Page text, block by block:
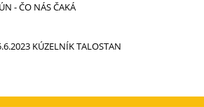
- ČO NÁS ČAKÁ
KÚZELNÍK TALOSTAN